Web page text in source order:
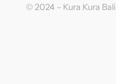
© 2024 – Kura Kura Bali